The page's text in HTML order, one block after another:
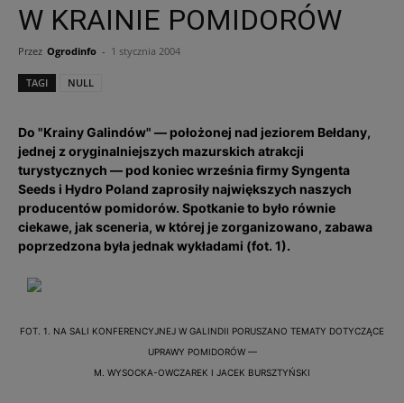
W KRAINIE POMIDORÓW
Przez Ogrodinfo - 1 stycznia 2004
TAGI NULL
Do "Krainy Galindów" — położonej nad jeziorem Bełdany,
jednej z oryginalniejszych mazurskich atrakcji
turystycznych — pod koniec września firmy Syngenta
Seeds i Hydro Poland zaprosiły największych naszych
producentów pomidorów. Spotkanie to było równie
ciekawe, jak sceneria, w której je zorganizowano, zabawa
poprzedzona była jednak wykładami (fot. 1).
FOT. 1. NA SALI KONFERENCYJNEJ W GALINDII PORUSZANO TEMATY DOTYCZĄCE
UPRAWY POMIDORÓW —
M. WYSOCKA-OWCZAREK I JACEK BURSZTYŃSKI